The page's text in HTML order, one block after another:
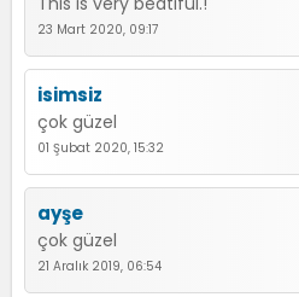
23 Mart 2020, 09:17
isimsiz
çok güzel
01 Şubat 2020, 15:32
ayşe
çok güzel
21 Aralık 2019, 06:54